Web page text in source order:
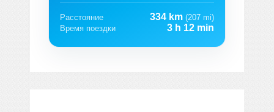
Расстояние 334 km (207 mi)
Время поездки
3 h 12 min